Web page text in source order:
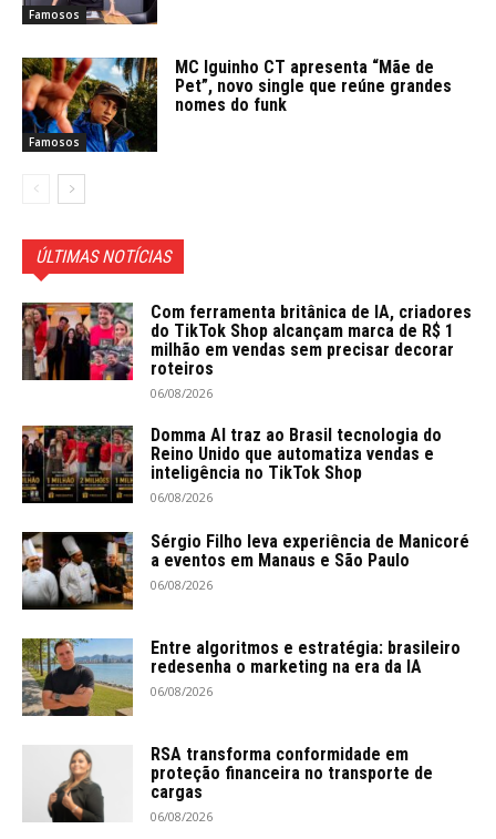
Famosos
Famosos
MC Iguinho CT apresenta “Mãe de
Pet”, novo single que reúne grandes
nomes do funk
ÚLTIMAS NOTÍCIAS
Com ferramenta britânica de IA, criadores
do TikTok Shop alcançam marca de R$ 1
milhão em vendas sem precisar decorar
roteiros
06/08/2026
Domma AI traz ao Brasil tecnologia do
Reino Unido que automatiza vendas e
inteligência no TikTok Shop
06/08/2026
Sérgio Filho leva experiência de Manicoré
a eventos em Manaus e São Paulo
06/08/2026
Entre algoritmos e estratégia: brasileiro
redesenha o marketing na era da IA
06/08/2026
RSA transforma conformidade em
proteção financeira no transporte de
cargas
06/08/2026